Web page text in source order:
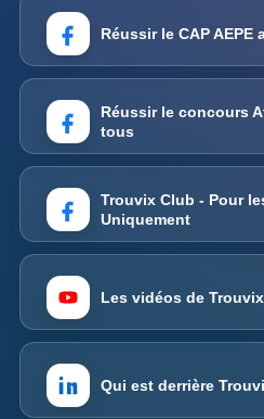
Réussir le CAP
Réussir le concours
tous
Trouvix Club - Pour
Uniquement
Les vidéos de Trouvix
Qui est derrière